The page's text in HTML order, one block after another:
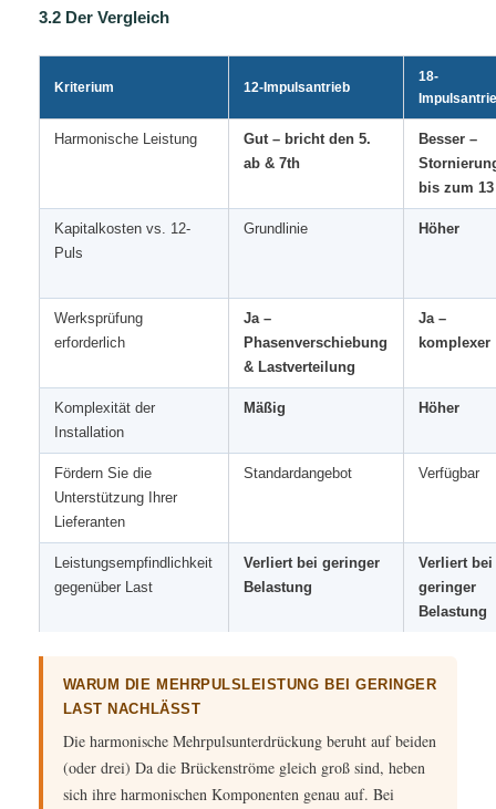
3.2 Der Vergleich
Kriterium 12-Impulsantrieb
18-
Harmonische Leistung
Gut – bricht den 5.
ab & 7th
Besser –
bis zum 13
Kapitalkosten vs. 12-
Puls
Grundlinie Höher
Werksprüfung
erforderlich
Ja –
Phasenverschiebung
& Lastverteilung
Ja –
komplexer
Komplexität der
Installation
Mäßig Höher
Fördern Sie die
Unterstützung Ihrer
Lieferanten
Standardangebot Verfügbar
Leistungsempfindlichkeit
gegenüber Last
Verliert bei geringer
Belastung
Verliert bei
geringer
Belastung
WARUM DIE MEHRPULSLEISTUNG BEI GERINGER
LAST NACHLÄSST
Die harmonische Mehrpulsunterdrückung beruht auf beiden
(oder drei) Da die Brückenströme gleich groß sind, heben
sich ihre harmonischen Komponenten genau auf. Bei